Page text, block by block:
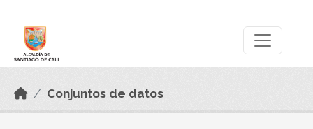
Conjuntos de datos